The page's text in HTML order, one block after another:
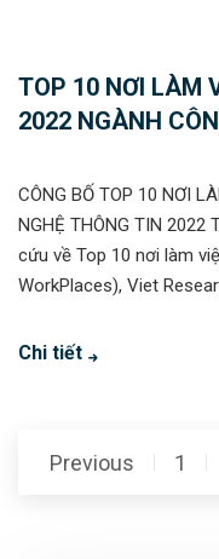
TOP 10 NƠI LÀM
2022 NGÀNH
CÔNG BỐ TOP 10 NƠI
NGHỆ THÔNG TIN
cứu về Top 10 nơi làm
WorkPlaces), Viet
Chi tiết
Posts
Previous 1